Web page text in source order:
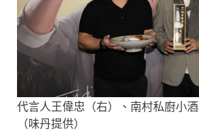
代言人王偉忠（右）、南村私廚小
（味丹提供）